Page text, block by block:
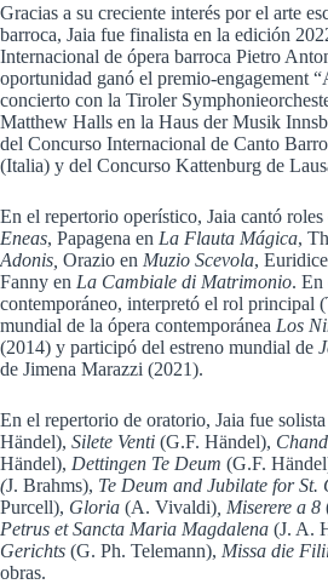
Gracias a su creciente interés por el arte
barroca, Jaia fue finalista en la edición
Internacional de ópera barroca Pietro
oportunidad ganó el premio-engagement
concierto con la Tiroler
Matthew Halls en la Haus der Musik
del Concurso Internacional de Canto
(Italia) y del Concurso Kattenburg de
En el repertorio operístico, Jaia cantó
Eneas, Papagena en La Flauta Mágica,
Adonis, Orazio en Muzio Scevola,
Fanny en La Cambiale di Matrimonio. En
contemporáneo, interpretó el rol principal
mundial de la ópera contemporánea Los
(2014) y participó del estreno mundial de
de Jimena Marazzi (2021).
En el repertorio de oratorio, Jaia fue solista
Händel), Silete Venti (G.F. Händel),
Händel), Dettingen Te Deum (G.F.
(J. Brahms), Te Deum and Jubilate for St.
Purcell), Gloria (A. Vivaldi) , Miserere a 8
Petrus et Sancta Maria Magdalena (J. A.
Gerichts (G. Ph. Telemann), Missa die
obras.